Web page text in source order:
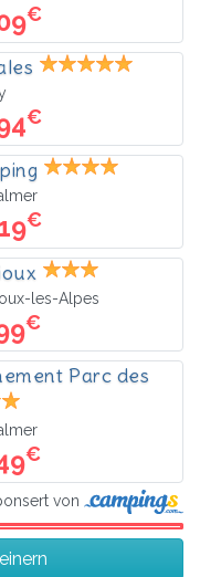
€
€
€
les-Alpes
€
Parc des
€
von